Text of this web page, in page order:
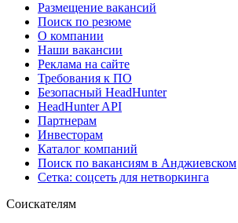
Размещение вакансий
Поиск по резюме
О компании
Наши вакансии
Реклама на сайте
Требования к ПО
Безопасный HeadHunter
HeadHunter API
Партнерам
Инвесторам
Каталог компаний
Поиск по вакансиям в Анджиевском
Сетка: соцсеть для нетворкинга
Соискателям